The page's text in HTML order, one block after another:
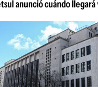
anunció cuándo llegará